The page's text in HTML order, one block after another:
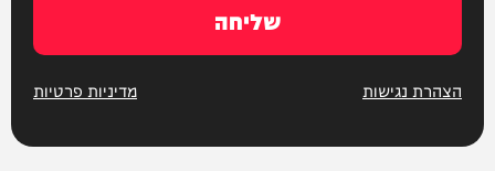
שליחה
הצהרת נגישות מדיניות פרטיות